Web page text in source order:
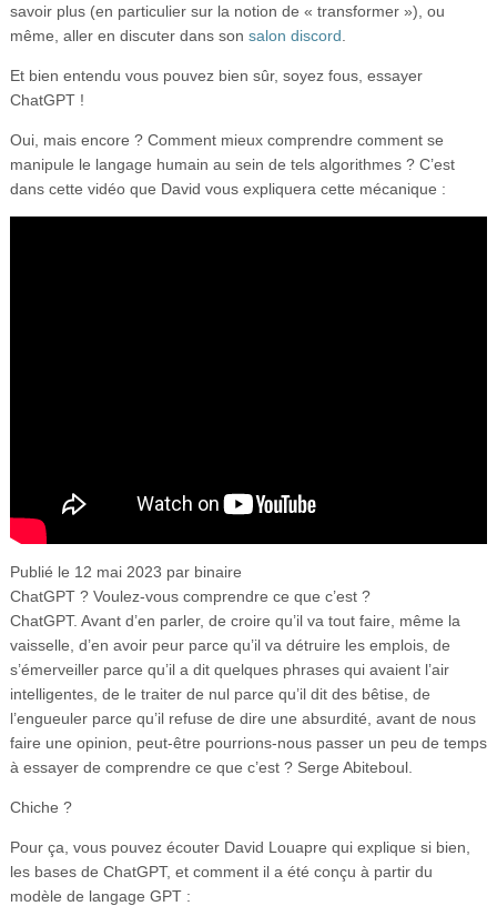
savoir plus (en particulier sur la notion de « transformer »), ou
même, aller en discuter dans son salon discord
Et bien entendu vous pouvez bien sûr, soyez fous, essayer
ChatGPT !
Oui, mais encore ? Comment mieux comprendre comment se
manipule le langage humain au sein de tels algorithmes ? C’est
dans cette vidéo que David vous expliquera cette mécanique :
Publié le 12 mai 2023 par binaire
ChatGPT ? Voulez-vous comprendre ce que c’est ?
ChatGPT. Avant d’en parler, de croire qu’il va tout faire, même la
vaisselle, d’en avoir peur parce qu’il va détruire les emplois, de
s’émerveiller parce qu’il a dit quelques phrases qui avaient l’air
intelligentes, de le traiter de nul parce qu’il dit des bêtise, de
l’engueuler parce qu’il refuse de dire une absurdité, avant de nous
faire une opinion, peut-être pourrions-nous passer un peu de temps
à essayer de comprendre ce que c’est ? Serge Abiteboul.
Chiche ?
Pour ça, vous pouvez écouter David Louapre qui explique si bien,
les bases de ChatGPT, et comment il a été conçu à partir du
modèle de langage GPT :